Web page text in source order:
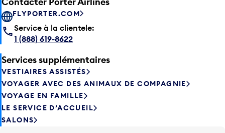
FLYPORTER.COM
Service à la clientele:
1 (888) 619-8622
Services supplémentaires
VESTIAIRES ASSISTÉS
VOYAGER AVEC DES ANIMAUX DE COMPAGNIE
VOYAGE EN FAMILLE
LE SERVICE D’ACCUEIL
SALONS